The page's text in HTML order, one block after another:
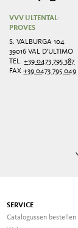
VVV ULTENTAL-
PROVES
S. VALBURGA 104
39016 VAL D'ULTIMO
TEL.+39 0473 795 387
FAX+39 0473 795 049
SERVICE
Catalogussen bestellen